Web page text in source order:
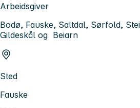
Arbeidsgiver
Bodø, Fauske, Saltdal, Sørfold,
Gildeskål og Beiarn
Sted
Fauske